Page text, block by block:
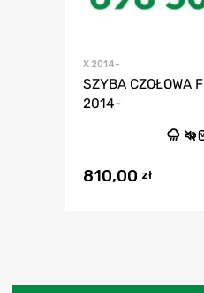
X 2014-
SZYBA CZOŁOWA
2014-
810,00 zł